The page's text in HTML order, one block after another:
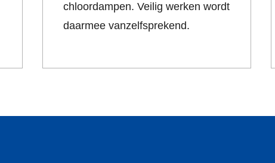
chloordampen. Veilig werken wordt
daarmee vanzelfsprekend.